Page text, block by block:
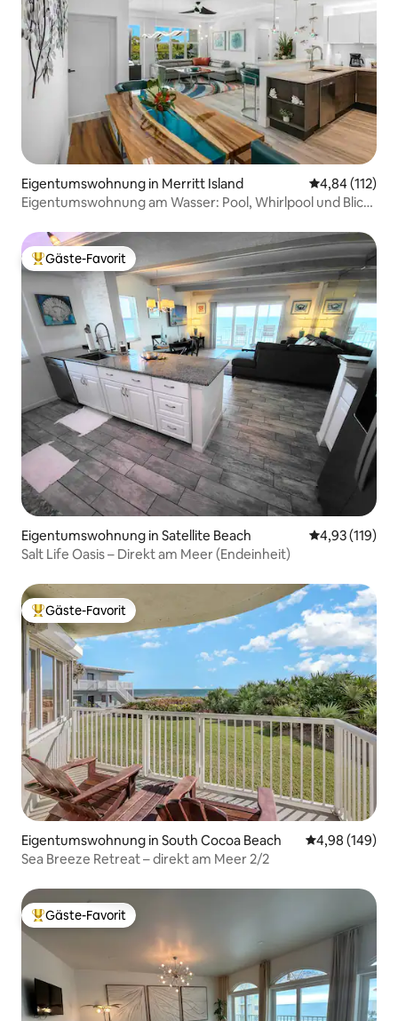
Eigentumswohnung in Merritt Island
4,84 (112)
Eigentumswohnung am Wasser: Pool, Whirlpool und Blick
Beliebter Gäste-Favorit.
Gäste-Favorit
Eigentumswohnung in Satellite Beach
4,93 (119)
Salt Life Oasis – Direkt am Meer (Endeinheit)
Beliebter Gäste-Favorit.
Gäste-Favorit
Eigentumswohnung in South Cocoa Beach
4,98 (149)
Sea Breeze Retreat – direkt am Meer 2/2
Beliebter Gäste-Favorit.
Gäste-Favorit